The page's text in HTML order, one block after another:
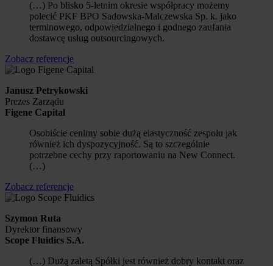
(…) Po blisko 5-letnim okresie współpracy możemy
polecić PKF BPO Sadowska-Malczewska Sp. k. jako
terminowego, odpowiedzialnego i godnego zaufania
dostawcę usług outsourcingowych.
Zobacz referencje
Janusz Petrykowski
Prezes Zarządu
Figene Capital
Osobiście cenimy sobie dużą elastyczność zespołu jak
również ich dyspozycyjność. Są to szczególnie
potrzebne cechy przy raportowaniu na New Connect.
(…)
Zobacz referencje
Szymon Ruta
Dyrektor finansowy
Scope Fluidics S.A.
(…) Dużą zaletą Spółki jest również dobry kontakt oraz